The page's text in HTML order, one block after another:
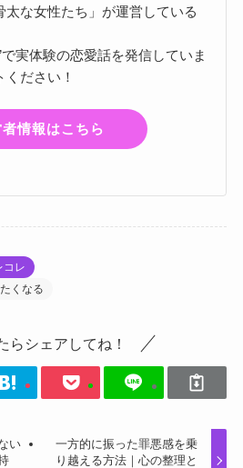
太な女性たち」が運営している
実体験の恋愛話を発信していま
ださい！
情報はこちら
コレ
くなる
らシェアしてね！
い
一方的に振った罪悪感を乗
り越える方法｜心の整理と